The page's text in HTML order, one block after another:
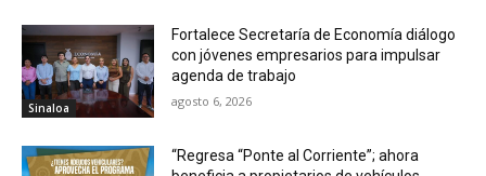
Sinaloa
Fortalece Secretaría de Economía diálogo
con jóvenes empresarios para impulsar
agenda de trabajo
agosto 6, 2026
“Regresa “Ponte al Corriente”; ahora